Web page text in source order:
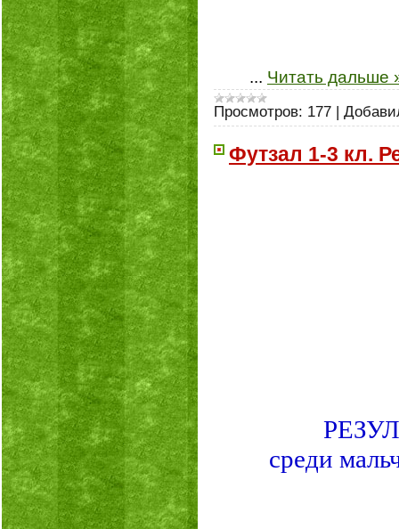
... Читать дальше
Просмотров: 177 |
Футзал 1-3 кл.
среди